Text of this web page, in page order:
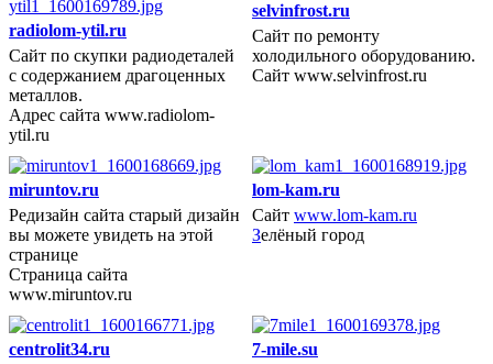
radiolom-ytil.ru
Сайт по скупки радиодеталей
с содержанием драгоценных
металлов.
Адрес сайта www.radiolom-
ytil.ru
2014 год
selvinfrost.ru
Сайт по ремонту
холодильного оборудованию.
Сайт www.selvinfrost.ru
miruntov.ru
Редизайн сайта старый дизайн
вы можете увидеть на этой
странице
Страница сайта
www.miruntov.ru
2014 год
lom-kam.ru
Сайт www.lom-kam.ru
Зелёный город
centrolit34.ru
7-mile.su